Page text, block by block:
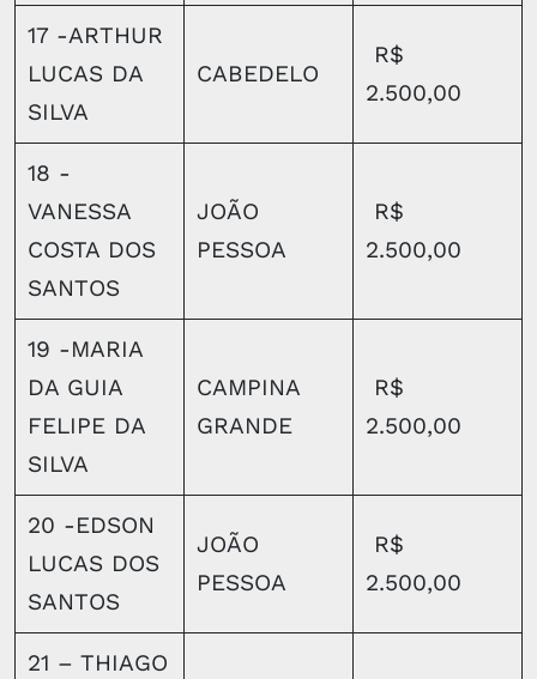
17 -ARTHUR
LUCAS DA
SILVA
CABEDELO
R$
2.500,00
18 -
VANESSA
COSTA DOS
SANTOS
JOÃO
PESSOA
R$
2.500,00
19 -MARIA
DA GUIA
FELIPE DA
SILVA
CAMPINA
GRANDE
R$
2.500,00
20 -EDSON
LUCAS DOS
SANTOS
JOÃO
PESSOA
R$
2.500,00
21 – THIAGO